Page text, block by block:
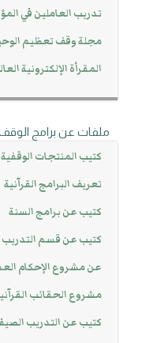
تدريب العاملين في
مجلة وقف تعظيم
المقرأة الإلكترونية
ملفات عن برامج
كتيب المنتجات الوقفية
تعريف البرامج القرآنية
كتيب عن برامج السنة
كتيب عن قسم التدريب
عن مشروع الإحكام
مشروع الحقائب
كتيب عن التدريب الصيفي